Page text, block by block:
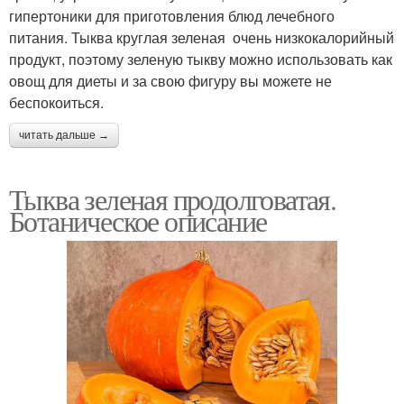
гипертоники для приготовления блюд лечебного
питания. Тыква круглая зеленая очень низкокалорийный
продукт, поэтому зеленую тыкву можно использовать как
овощ для диеты и за свою фигуру вы можете не
беспокоиться.
читать дальше →
Тыква зеленая продолговатая.
Ботаническое описание